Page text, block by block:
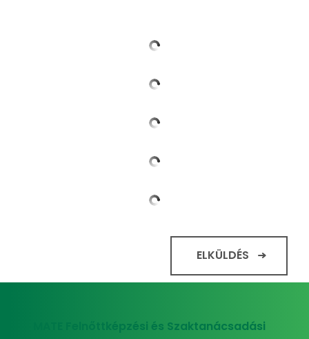
ELKÜLDÉS
MATE Felnőttképzési és Szaktanácsadási